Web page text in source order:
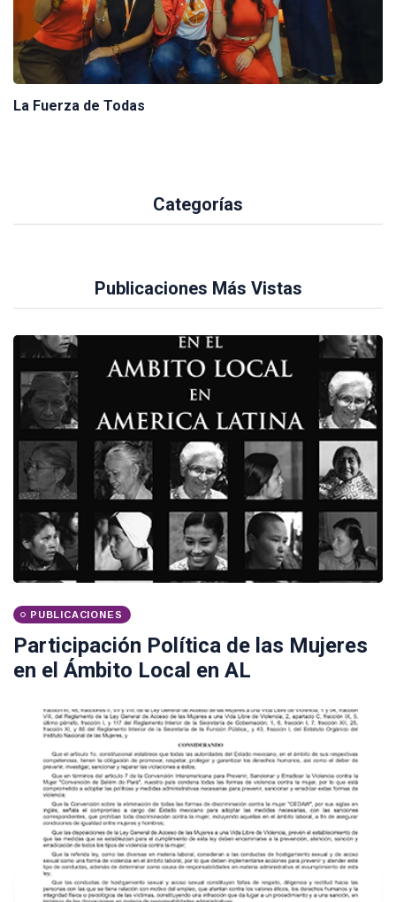
La Fuerza de Todas
Categorías
Publicaciones Más Vistas
PUBLICACIONES
Participación Política de las Mujeres
en el Ámbito Local en AL